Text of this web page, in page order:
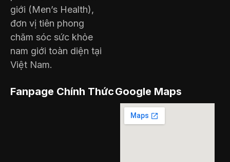
giới (Men’s Health),
đơn vị tiên phong
chăm sóc sức khỏe
nam giới toàn diện tại
Việt Nam.
Fanpage Chính ThứcGoogle Maps